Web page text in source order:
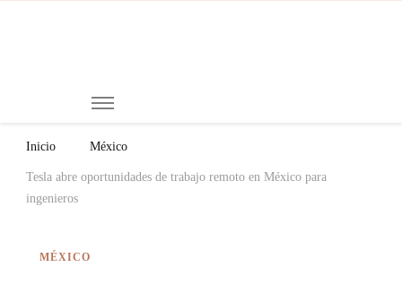
Inicio México
Tesla abre oportunidades de trabajo remoto en México para
ingenieros
MÉXICO